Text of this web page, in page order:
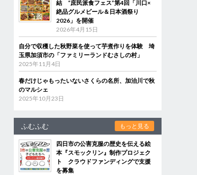
結 “庶民派食フェス”第4回「川口×
絶品グルメビール＆日本酒祭り
2026」を開催
2026年4月15日
自分で収穫した秋野菜を使って芋煮作りを体験 埼
玉県加須市の「ファミリーランドむさしの村」
2025年11月4日
春だけじゃもったいないさくらの名所、加治川で秋
のマルシェ
2025年10月23日
ふむふむ もっと見る
四日市の公害克服の歴史を伝える絵
本『スモックリン』制作プロジェク
ト クラウドファンディングで支援
を募集